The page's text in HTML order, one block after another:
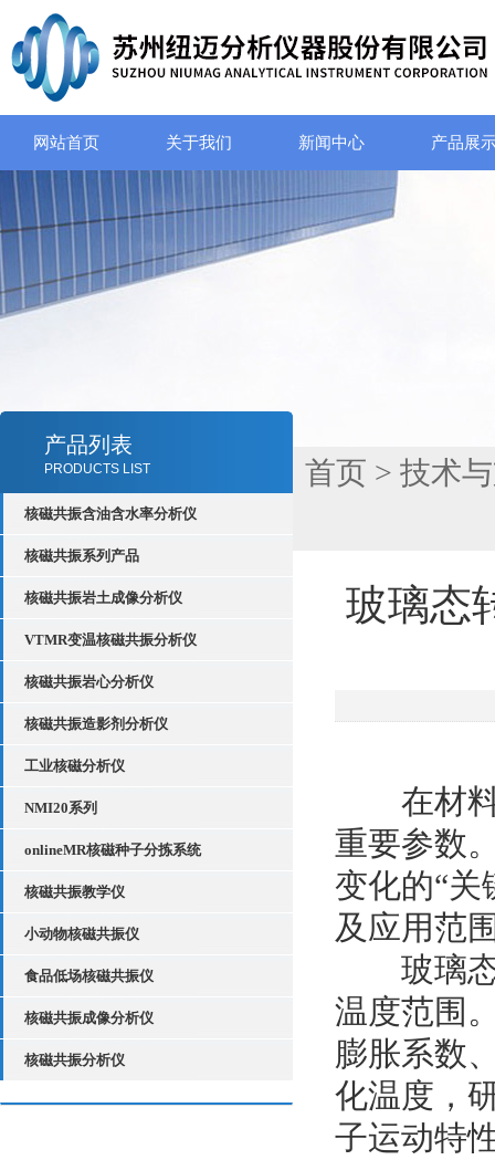
网站首页 关于我们 新闻中心 产品展
产品列表
PRODUCTS LIST
核磁共振含油含水率分析仪
核磁共振系列产品
核磁共振岩土成像分析仪
VTMR变温核磁共振分析仪
核磁共振岩心分析仪
核磁共振造影剂分析仪
工业核磁分析仪
NMI20系列
onlineMR核磁种子分拣系统
核磁共振教学仪
小动物核磁共振仪
食品低场核磁共振仪
核磁共振成像分析仪
核磁共振分析仪
首页 > 技术
玻璃态
在材料
重要参数
变化的“关
及应用范
玻璃态
温度范围
膨胀系数
化温度，
子运动特